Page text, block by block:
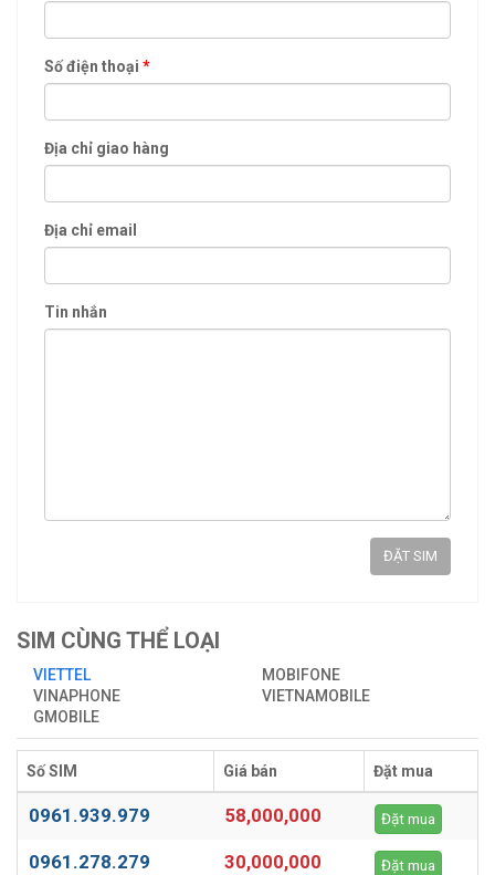
Số điện thoại *
Địa chỉ giao hàng
Địa chỉ email
Tin nhắn
ĐẶT SIM
SIM CÙNG THỂ LOẠI
VIETTEL
MOBIFONE
VINAPHONE
VIETNAMOBILE
GMOBILE
Số SIM Giá bán Đặt mua
0961.939.979 58,000,000 Đặt mua
0961.278.279 30,000,000 Đặt mua